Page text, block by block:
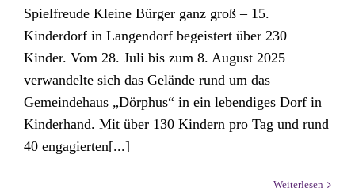
Spielfreude Kleine Bürger ganz groß – 15.
Kinderdorf in Langendorf begeistert über 230
Kinder. Vom 28. Juli bis zum 8. August 2025
verwandelte sich das Gelände rund um das
Gemeindehaus „Dörphus“ in ein lebendiges Dorf in
Kinderhand. Mit über 130 Kindern pro Tag und rund
40 engagierten[...]
Weiterlesen